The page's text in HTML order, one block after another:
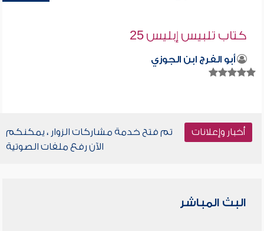
كتاب تلبيس إبليس 25
أبو الفرج ابن الجوزي
أخبار وإعلانات
تم فتح خدمة مشاركات الزوار ، يمكنكم
الآن رفع ملفات الصوتية
البث المباشر